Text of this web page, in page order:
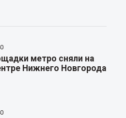
метро сняли на
Нижнего Новгорода